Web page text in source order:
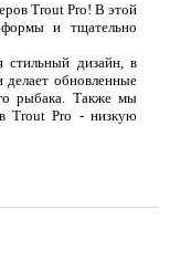
Trout Pro! В этой
и тщательно
дизайн, в
делает обновленные
рыбака. Также мы
Trout Pro - низкую